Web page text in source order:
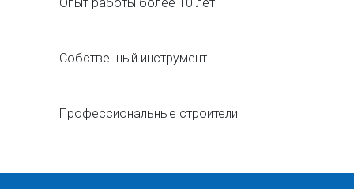
Собственный инструмент
Профессиональные строители